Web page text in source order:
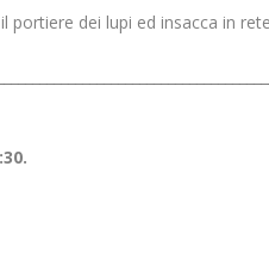
portiere dei lupi ed insacca in